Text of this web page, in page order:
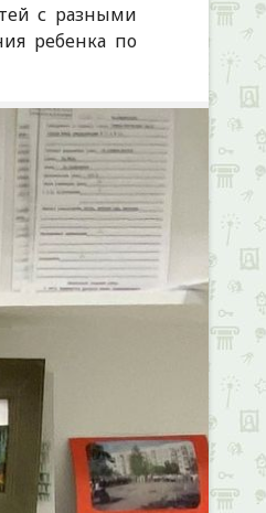
с разными
ребенка по